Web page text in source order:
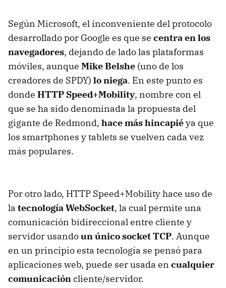
Según Microsoft, el inconveniente del protocolo
desarrollado por Google es que se centra en los
navegadores, dejando de lado las plataformas
móviles, aunque Mike Belshe (uno de los
creadores de SPDY) lo niega. En este punto es
donde HTTP Speed+Mobility, nombre con el
que se ha sido denominada la propuesta del
gigante de Redmond, hace más hincapiéya que
los smartphones y tablets se vuelven cada vez
más populares.
Por otro lado, HTTP Speed+Mobility hace uso de
la tecnología WebSocket, la cual permite una
comunicación bidireccional entre cliente y
servidor usandoun único socketTCP. Aunque
en un principio esta tecnología se pensó para
aplicaciones web, puede ser usada en cualquier
comunicacióncliente/servidor.